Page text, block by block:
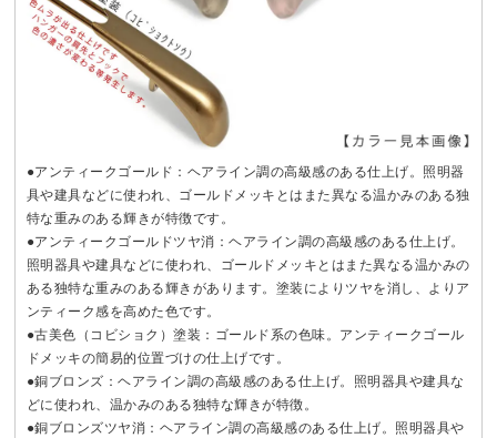
●アンティークゴールド：ヘアライン調の高級感のある仕上げ。照明器
具や建具などに使われ、ゴールドメッキとはまた異なる温かみのある独
特な重みのある輝きが特徴です。
●アンティークゴールドツヤ消：ヘアライン調の高級感のある仕上げ。
照明器具や建具などに使われ、ゴールドメッキとはまた異なる温かみの
ある独特な重みのある輝きがあります。塗装によりツヤを消し、よりア
ンティーク感を高めた色です。
●古美色（コビショク）塗装：ゴールド系の色味。アンティークゴール
ドメッキの簡易的位置づけの仕上げです。
●銅ブロンズ：ヘアライン調の高級感のある仕上げ。照明器具や建具な
どに使われ、温かみのある独特な輝きが特徴。
●銅ブロンズツヤ消：ヘアライン調の高級感のある仕上げ。照明器具や